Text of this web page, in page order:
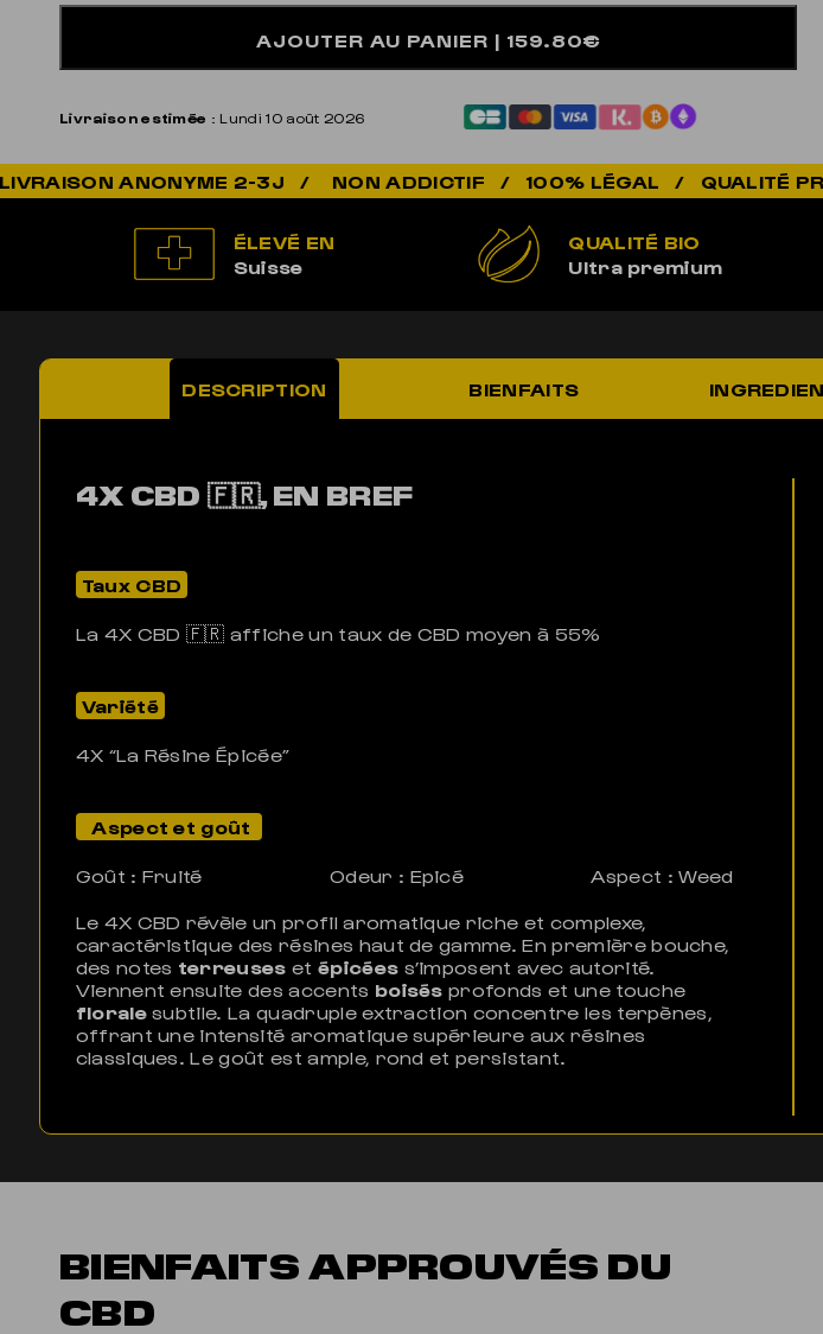
AJOUTER AU PANIER | 159.80€
Livraison estimée : Lundi 10 août 2026
NON ADDICTIF / 100% LÉGAL / QUALITÉ PREMIUM /
ÉLEVÉ EN
Suisse
QUALITÉ BIO
Ultra premium
DESCRIPTION BIENFAITS
4X CBD 🇫🇷, EN BREF
Taux CBD
La 4X CBD 🇫🇷 affiche un taux de CBD moyen à 55%
Variété
4X “La Résine Épicée”
Aspect et goût
Goût : Fruité Odeur : Epicé Aspect : Weed
Le 4X CBD révèle un profil aromatique riche et complexe,
caractéristique des résines haut de gamme. En première bouche,
des notes terreuses et épicées s’imposent avec autorité.
Viennent ensuite des accents boisés profonds et une touche
floralesubtile. La quadruple extraction concentre les terpènes,
offrant une intensité aromatique supérieure aux résines
classiques. Le goût est ample, rond et persistant.
BIENFAITS APPROUVÉS DU
CBD